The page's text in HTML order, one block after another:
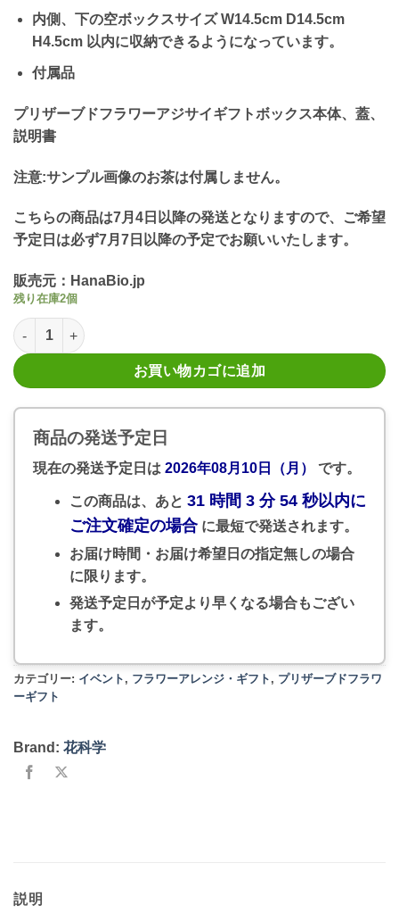
内側、下の空ボックスサイズ W14.5cm D14.5cm
H4.5cm 以内に収納できるようになっています。
付属品
プリザーブドフラワーアジサイギフトボックス本体、蓋、
説明書
注意:サンプル画像のお茶は付属しません。
こちらの商品は7月4日以降の発送となりますので、ご希望
予定日は必ず7月7日以降の予定でお願いいたします。
販売元：HanaBio.jp
残り在庫2個
ソフトフラワー プリザーブドフラワーカラフルなカスタム六角ボッ
お買い物カゴに追加
商品の発送予定日
現在の発送予定日は 2026年08月10日（月） です。
この商品は、あと 31 時間 3 分 54 秒以内に
ご注文確定の場合に最短で発送されます。
お届け時間・お届け希望日の指定無しの場合
に限ります。
発送予定日が予定より早くなる場合もござい
ます。
カテゴリー: イベント , フラワーアレンジ・ギフト , プリザーブドフラワ
ーギフト
Brand: 花科学
説明